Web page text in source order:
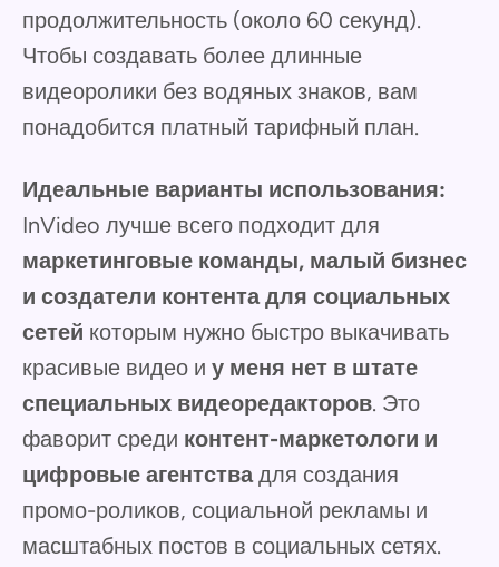
продолжительность (около 60 секунд).
Чтобы создавать более длинные
видеоролики без водяных знаков, вам
понадобится платный тарифный план.
Идеальные варианты использования:
InVideo лучше всего подходит для
маркетинговые команды, малый бизнес
и создатели контента для социальных
сетей которым нужно быстро выкачивать
красивые видео и у меня нет в штате
специальных видеоредакторов. Это
фаворит среди контент-маркетологи и
цифровые агентствадля создания
промо-роликов, социальной рекламы и
масштабных постов в социальных сетях.